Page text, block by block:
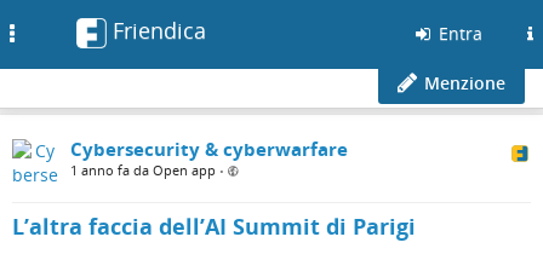
Friendica Entra
Menzione
Cybersecurity & cyberwarfare
1 anno fa da Open app •
L’altra faccia dell’AI Summit di Parigi